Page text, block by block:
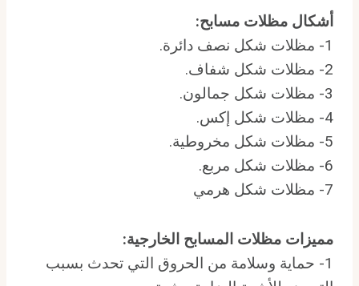
أشكال مظلات مسابح:
1- مظلات شكل نصف دائرة.
2- مظلات شكل شفاف.
3- مظلات شكل جمالون.
4- مظلات شكل إكس.
5- مظلات شكل مخروطية.
6- مظلات شكل مربع.
7- مظلات شكل هرمي
مميزات مظلات المسابح الخارجية:
1- حماية وسلامة من الحروق التي تحدث بسبب